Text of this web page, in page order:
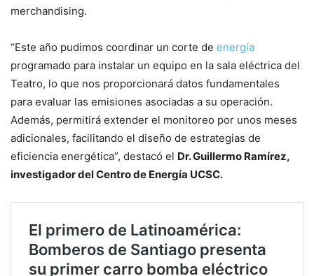
merchandising.
“Este año pudimos coordinar un corte de energía
programado para instalar un equipo en la sala eléctrica del
Teatro, lo que nos proporcionará datos fundamentales
para evaluar las emisiones asociadas a su operación.
Además, permitirá extender el monitoreo por unos meses
adicionales, facilitando el diseño de estrategias de
eficiencia energética”, destacó el Dr. Guillermo Ramírez,
investigador del Centro de Energía UCSC.